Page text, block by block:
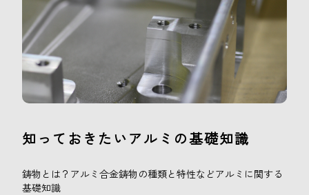
知っておきたいアルミの基礎知識
鋳物とは？アルミ合金鋳物の種類と特性などアルミに関する
基礎知識